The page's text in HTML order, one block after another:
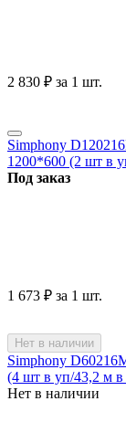
2 830 ₽ за 1 шт.
Simphony
1200*600 (2 шт в
Под заказ
1 673 ₽ за 1 шт.
Нет в наличии
Simphony
(4 шт в уп/43,2 м в
Нет в наличии